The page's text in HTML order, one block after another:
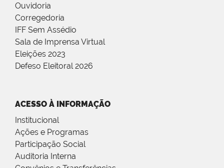
Ouvidoria
Corregedoria
IFF Sem Assédio
Sala de Imprensa Virtual
Eleições 2023
Defeso Eleitoral 2026
ACESSO À INFORMAÇÃO
Institucional
Ações e Programas
Participação Social
Auditoria Interna